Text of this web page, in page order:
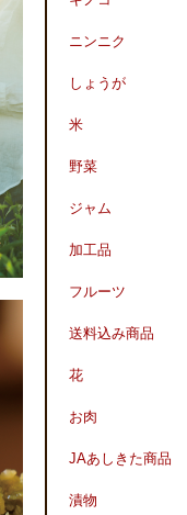
ニンニク
しょうが
米
野菜
ジャム
加工品
フルーツ
送料込み商品
花
お肉
JAあしきた商品
漬物